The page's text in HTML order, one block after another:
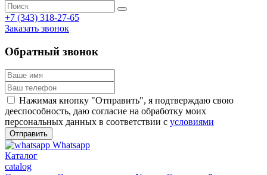
+7 (343) 318-27-65
Заказать звонок
Обратный звонок
Нажимая кнопку "Отправить", я подтверждаю свою
дееспособность, даю согласие на обработку моих
персональных данных в соответствии с условиями
Whatsapp
Каталог
catalog